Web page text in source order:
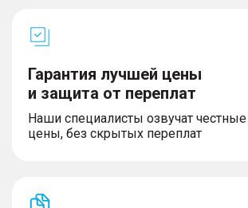
Гарантия лучшей цены
и защита от переплат
Наши специалисты озвучат
цены, без скрытых переплат